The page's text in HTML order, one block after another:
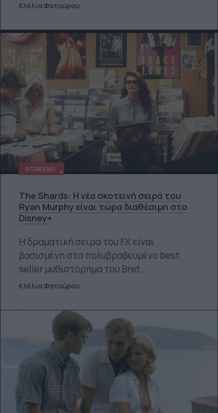
Κλέλια Φατούρου
SCREENS
The Shards: Η νέα σκοτεινή σειρά του
Ryan Murphy είναι τώρα διαθέσιμη στο
Disney+
Η δραματική σειρά του FX είναι
βασισμένη στο πολυβραβευμένο best
seller μυθιστόρημα του Bret...
Κλέλια Φατούρου